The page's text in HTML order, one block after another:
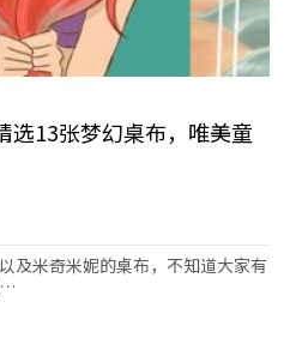
选13张梦幻桌布，唯美童
及米奇米妮的桌布，不知道大家有
…